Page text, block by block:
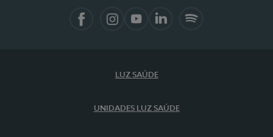
LUZ SAÚDE
UNIDADES LUZ SAÚDE